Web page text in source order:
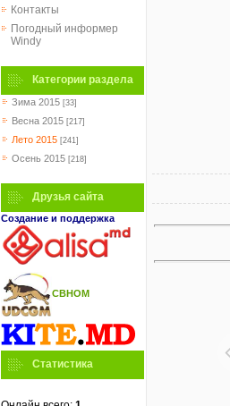
Контакты
Погодный информер
Windy
Категории раздела
Зима 2015 [33]
Весна 2015 [217]
Лето 2015 [241]
Осень 2015 [218]
Друзья сайта
Создание и поддержка
СВНОМ
Статистика